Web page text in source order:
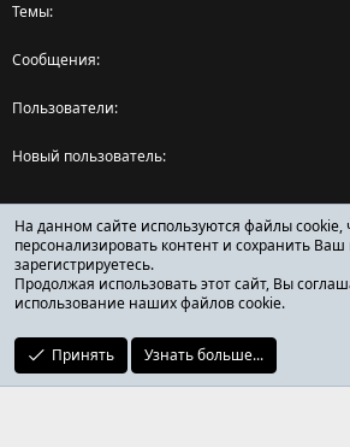
Темы
Сообщения
Пользователи
Новый пользователь
Поделиться страницей
Facebook
X (Twitter)
Reddit
ОТЗЫВЫ ОНЛАЙН ФОРУМ
На данном сайте используются файлы cookie,
персонализировать контент и сохранить
зарегистрируетесь.
Продолжая использовать этот сайт, Вы
использование наших файлов cookie.
Принять Узнать больше...